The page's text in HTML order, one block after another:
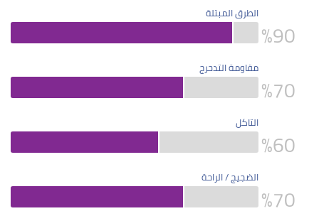
90
%
الطرق المبتلة
70
%
مقاومة التدحرج
60
%
التاكل
70
%
الضجيج / الراحة